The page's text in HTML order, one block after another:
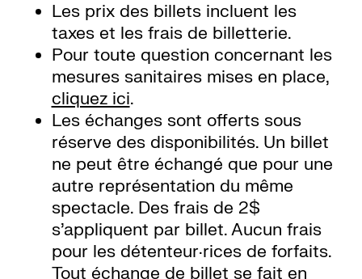
Les prix des billets incluent les
taxes et les frais de billetterie.
Pour toute question concernant les
mesures sanitaires mises en place,
cliquez ici.
Les échanges sont offerts sous
réserve des disponibilités. Un billet
ne peut être échangé que pour une
autre représentation du même
spectacle. Des frais de 2$
s’appliquent par billet. Aucun frais
pour les détenteur·rices de forfaits.
Tout échange de billet se fait en